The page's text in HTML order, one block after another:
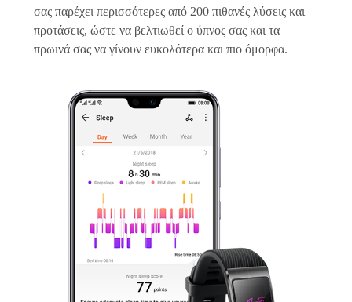
σας παρέχει περισσότερες από 200 πιθανές λύσεις και
προτάσεις, ώστε να βελτιωθεί ο ύπνος σας και τα
πρωινά σας να γίνουν ευκολότερα και πιο όμορφα.